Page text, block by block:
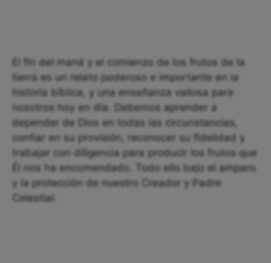
El fin del maná y el comienzo de los frutos de la
tierra es un relato poderoso e importante en la
historia bíblica, y una enseñanza valiosa para
nosotros hoy en día. Debemos aprender a
depender de Dios en todas las circunstancias,
confiar en su provisión, reconocer su fidelidad y
trabajar con diligencia para producir los frutos que
Él nos ha encomendado. Todo ello bajo el amparo
y la protección de nuestro Creador y Padre
Celestial.